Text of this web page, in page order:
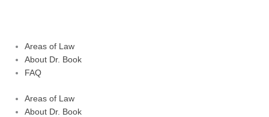
Areas of Law
About Dr. Book
FAQ
Areas of Law
About Dr. Book